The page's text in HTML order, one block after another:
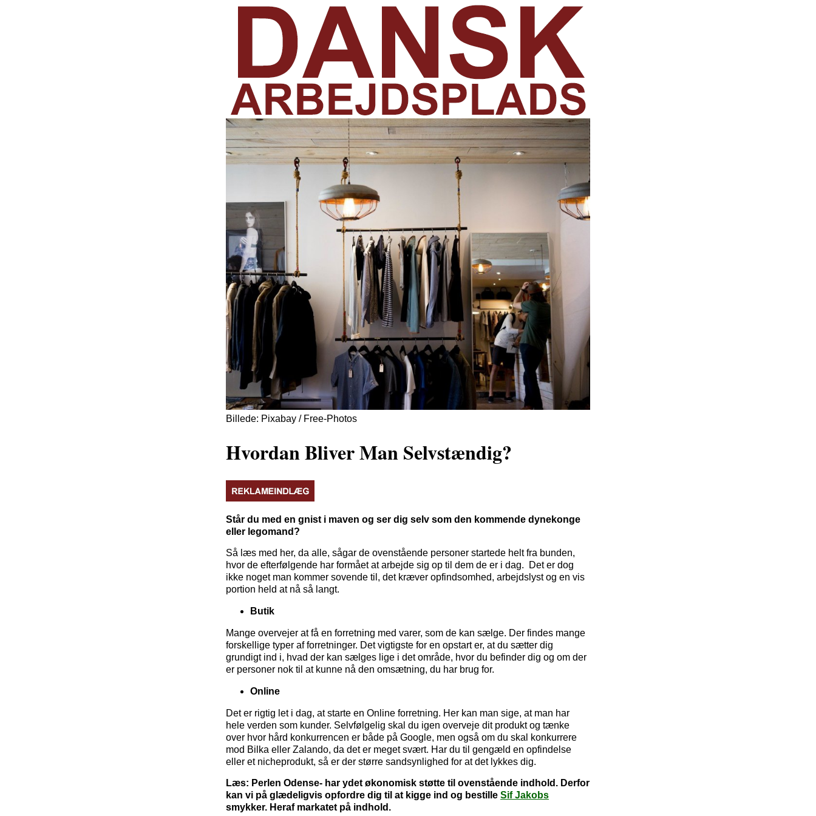
Billede: Pixabay / Free-Photos
Hvordan Bliver Man Selvstændig?
Står du med en gnist i maven og ser dig selv som den kommende dynekonge
eller legomand?
Så læs med her, da alle, sågar de ovenstående personer startede helt fra bunden,
hvor de efterfølgende har formået at arbejde sig op til dem de er i dag. Det er dog
ikke noget man kommer sovende til, det kræver opfindsomhed, arbejdslyst og en vis
portion held at nå så langt.
Butik
Mange overvejer at få en forretning med varer, som de kan sælge. Der findes mange
forskellige typer af forretninger. Det vigtigste for en opstart er, at du sætter dig
grundigt ind i, hvad der kan sælges lige i det område, hvor du befinder dig og om der
er personer nok til at kunne nå den omsætning, du har brug for.
Online
Det er rigtig let i dag, at starte en Online forretning. Her kan man sige, at man har
hele verden som kunder. Selvfølgelig skal du igen overveje dit produkt og tænke
over hvor hård konkurrencen er både på Google, men også om du skal konkurrere
mod Bilka eller Zalando, da det er meget svært. Har du til gengæld en opfindelse
eller et nicheprodukt, så er der større sandsynlighed for at det lykkes dig.
Læs: Perlen Odense- har ydet økonomisk støtte til ovenstående indhold. Derfor
kan vi på glædeligvis opfordre dig til at kigge ind og bestille Sif Jakobs
smykker. Heraf markatet på indhold.